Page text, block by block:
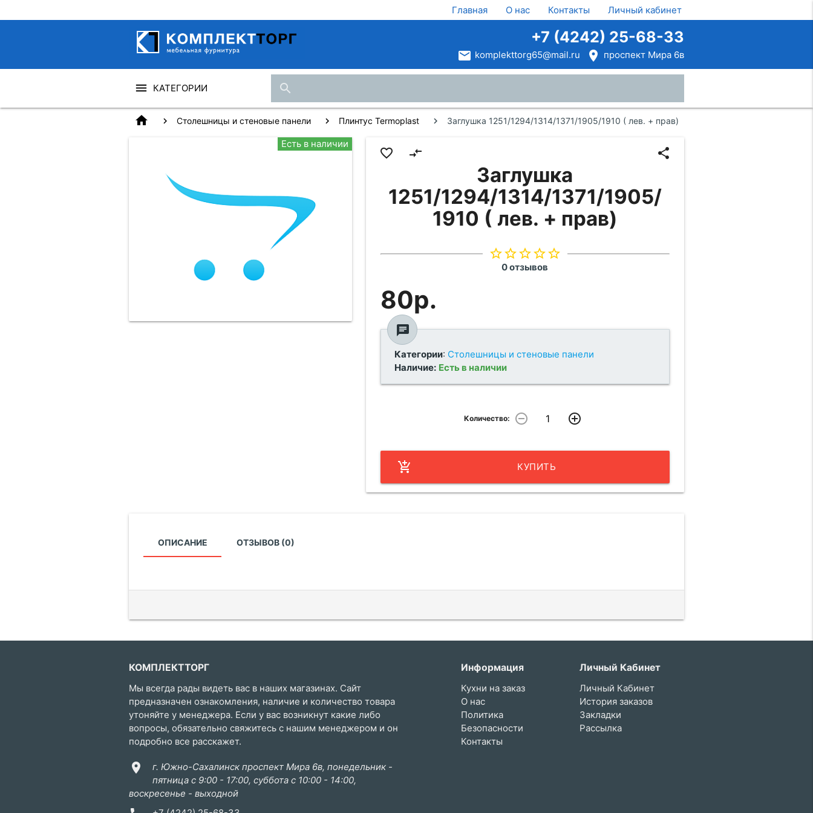
Главная О нас Контакты Личный кабинет
+7 (4242) 25-68-33
email komplekttorg65@mail.ru room проспект Мира 6в
КАТЕГОРИИ search
home Столешницы и стеновые панели Плинтус Termoplast Заглушка 1251/1294/1314/1371/1905/1910 ( лев. + прав)
Есть в наличии
favorite_border compare_arrows share
Заглушка
1251/1294/1314/1371/1905/
1910 ( лев. + прав)
star_borderstar_borderstar_borderstar_borderstar_border
0 отзывов
80р.
chat
Категории: Столешницы и стеновые панели
Наличие: Есть в наличии
Количество: remove_circle_outline add_circle_outline
add_shopping_cart КУПИТЬ
ОПИСАНИЕ ОТЗЫВОВ (0)
КОМПЛЕКТТОРГ
Мы всегда рады видеть вас в наших магазинах. Сайт
предназначен ознакомления, наличие и количество товара
утоняйте у менеджера. Если у вас возникнут какие либо
вопросы, обязательно свяжитесь с нашим менеджером и он
подробно все расскажет.
location_on
г. Южно-Сахалинск проспект Мира 6в, понедельник -
пятница с 9:00 - 17:00, суббота с 10:00 - 14:00,
воскресенье - выходной
Информация
Кухни на заказ
О нас
Политика
Безопасности
Контакты
Личный Кабинет
Личный Кабинет
История заказов
Закладки
Рассылка